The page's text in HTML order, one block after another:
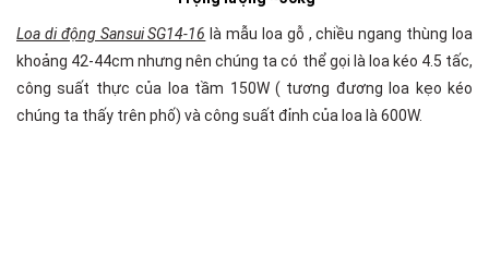
Loa di động Sansui SG14-16 là mẫu loa gỗ , chiều ngang thùng loa
khoảng 42-44cm nhưng nên chúng ta có thể gọi là loa kéo 4.5 tấc,
công suất thực của loa tầm 150W ( tương đương loa kẹo kéo
chúng ta thấy trên phố) và công suất đỉnh của loa là 600W.